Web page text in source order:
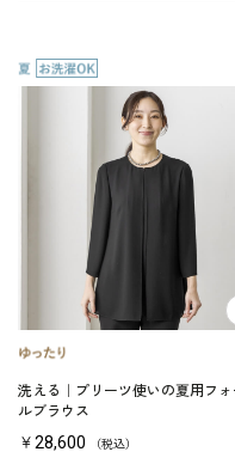
洗える｜プリーツ使いの夏用フォ
ルブラウス
￥28,600 （税込）